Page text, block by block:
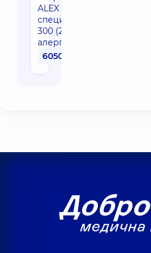
ALEX 3 (Заг. IgE +
специфічний IgE до
300 (299+CCD)
алергенів)
6050 грн